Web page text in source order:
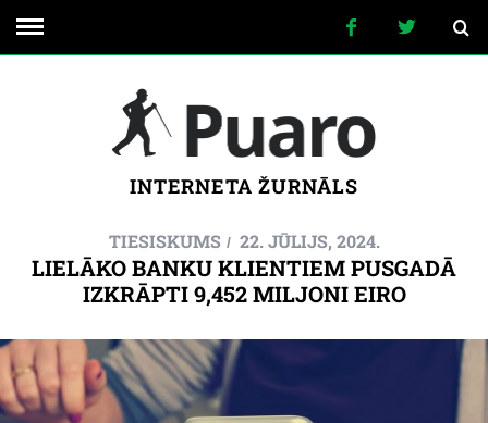
INTERNETA ŽURNĀLS
TIESISKUMS 22. JŪLIJS, 2024.
LIELĀKO BANKU KLIENTIEM PUSGADĀ
IZKRĀPTI 9,452 MILJONI EIRO